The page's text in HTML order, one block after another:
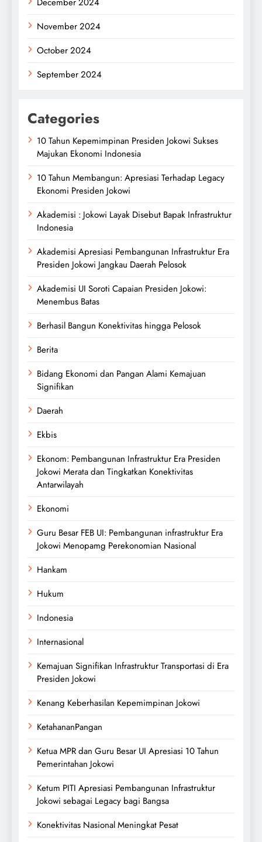
November 2024
October 2024
September 2024
Categories
10 Tahun Kepemimpinan Presiden Jokowi Sukses
Majukan Ekonomi Indonesia
10 Tahun Membangun: Apresiasi Terhadap Legacy
Ekonomi Presiden Jokowi
Akademisi : Jokowi Layak Disebut Bapak Infrastruktur
Indonesia
Akademisi Apresiasi Pembangunan Infrastruktur Era
Presiden Jokowi Jangkau Daerah Pelosok
Akademisi UI Soroti Capaian Presiden Jokowi:
Menembus Batas
Berhasil Bangun Konektivitas hingga Pelosok
Berita
Bidang Ekonomi dan Pangan Alami Kemajuan
Signifikan
Daerah
Ekbis
Ekonom: Pembangunan Infrastruktur Era Presiden
Jokowi Merata dan Tingkatkan Konektivitas
Antarwilayah
Ekonomi
Guru Besar FEB UI: Pembangunan infrastruktur Era
Jokowi Menopamg Perekonomian Nasional
Hankam
Hukum
Indonesia
Internasional
Kemajuan Signifikan Infrastruktur Transportasi di Era
Presiden Jokowi
Kenang Keberhasilan Kepemimpinan Jokowi
KetahananPangan
Ketua MPR dan Guru Besar UI Apresiasi 10 Tahun
Pemerintahan Jokowi
Ketum PITI Apresiasi Pembangunan Infrastruktur
Jokowi sebagai Legacy bagi Bangsa
Konektivitas Nasional Meningkat Pesat